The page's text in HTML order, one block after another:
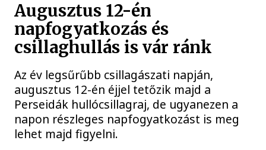
Augusztus 12-én
napfogyatkozás és
csillaghullás is vár ránk
Az év legsűrűbb csillagászati napján,
augusztus 12-én éjjel tetőzik majd a
Perseidák hullócsillagraj, de ugyanezen a
napon részleges napfogyatkozást is meg
lehet majd figyelni.